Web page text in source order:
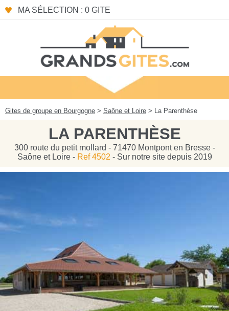
MA SÉLECTION : 0 GITE
Gites de groupe en Bourgogne > Saône et Loire > La Parenthèse
LA PARENTHÈSE
300 route du petit mollard - 71470 Montpont en Bresse -
Saône et Loire - Ref 4502 - Sur notre site depuis 2019
Panneau de gestion des cookies